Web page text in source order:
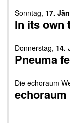
Sonntag, 17.
In its own
Donnerstag, 14.
Pneuma
Die echoraum
echoraum